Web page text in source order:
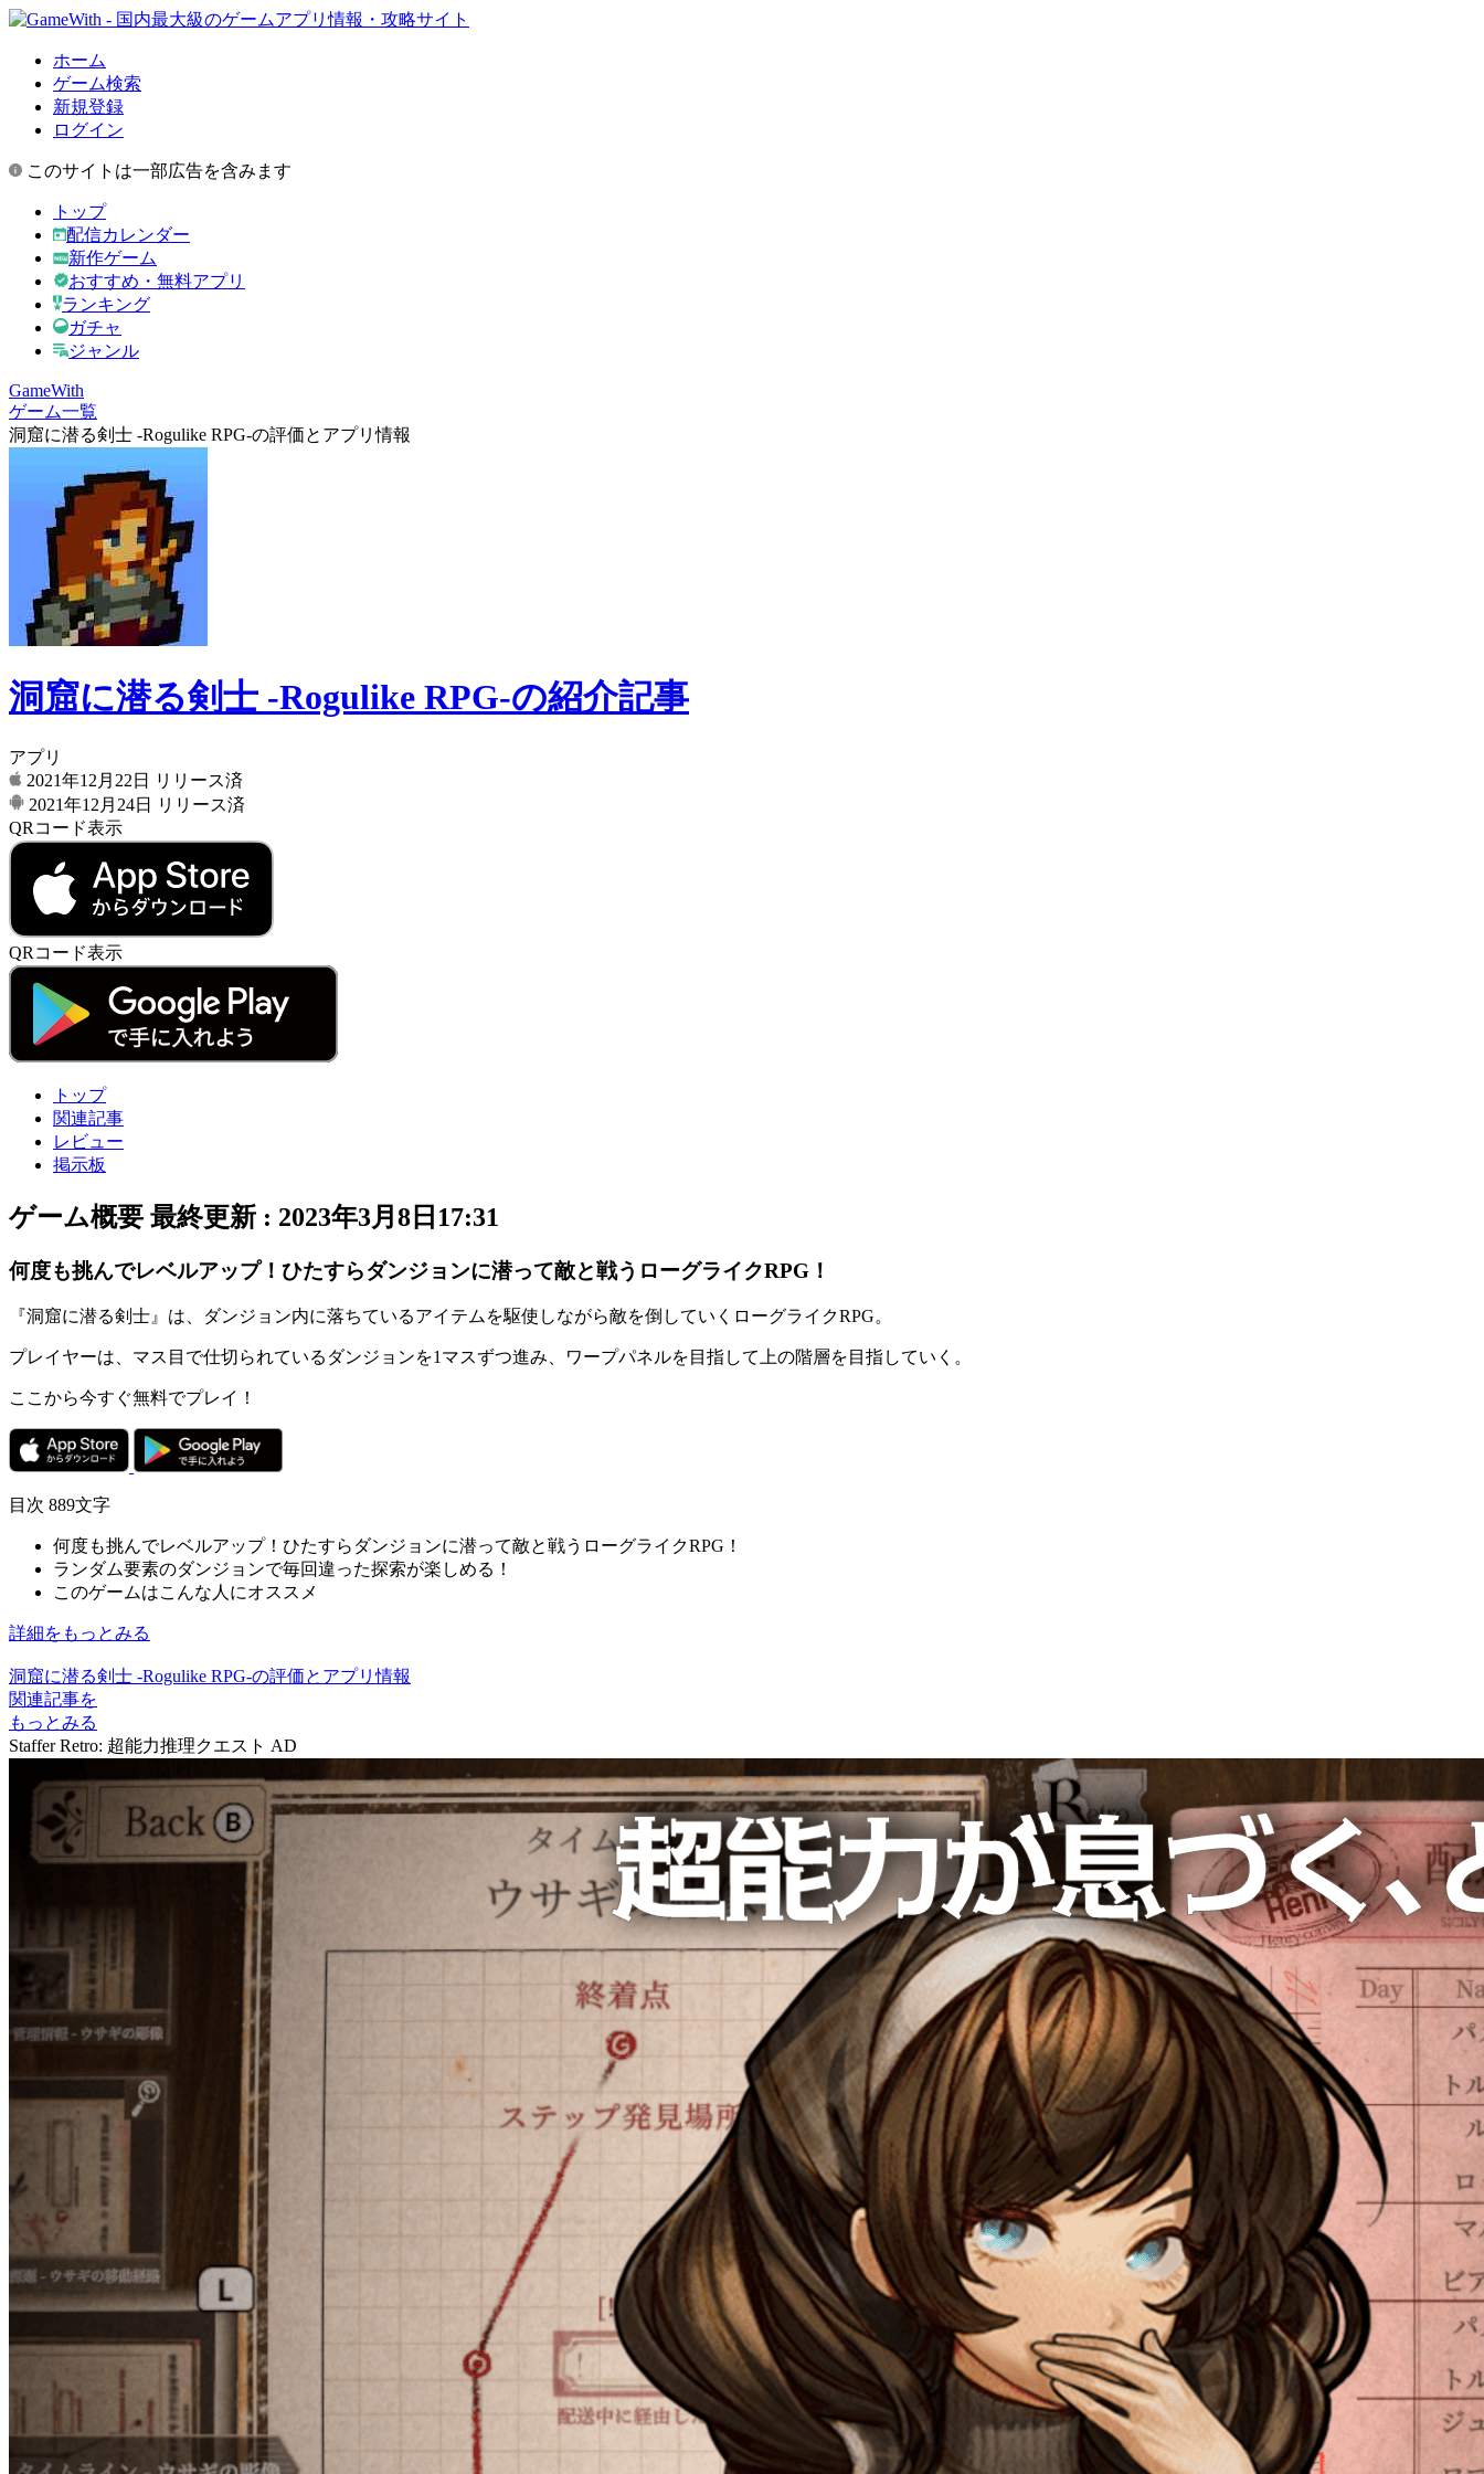
ホーム
ゲーム検索
新規登録
ログイン
このサイトは一部広告を含みます
トップ
配信カレンダー
新作ゲーム
おすすめ・無料アプリ
ランキング
ガチャ
ジャンル
GameWith
ゲーム一覧
洞窟に潜る剣士 -Rogulike RPG-の評価とアプリ情報
洞窟に潜る剣士 -Rogulike RPG-の紹介記事
アプリ
2021年12月22日
リリース済
2021年12月24日
リリース済
QRコード表示
QRコード表示
トップ
関連記事
レビュー
掲示板
ゲーム概要 最終更新 : 2023年3月8日17:31
何度も挑んでレベルアップ！ひたすらダンジョンに潜って敵と戦うローグライクRPG！
『洞窟に潜る剣士』は、ダンジョン内に落ちているアイテムを駆使しながら敵を倒していく ローグライクRPG。
プレイヤーは、マス目で仕切られている ダンジョンを1マスずつ進み、 ワープパネルを目指して上の階層を目指していく。
ここから今すぐ無料でプレイ！
目次 889文字
何度も挑んでレベルアップ！ひたすらダンジョンに潜って敵と戦うローグライクRPG！
ランダム要素のダンジョンで毎回違った探索が楽しめる！
このゲームはこんな人にオススメ
詳細をもっとみる
洞窟に潜る剣士 -Rogulike RPG-の評価とアプリ情報
関連記事を
もっとみる
Staffer Retro: 超能力推理クエスト AD